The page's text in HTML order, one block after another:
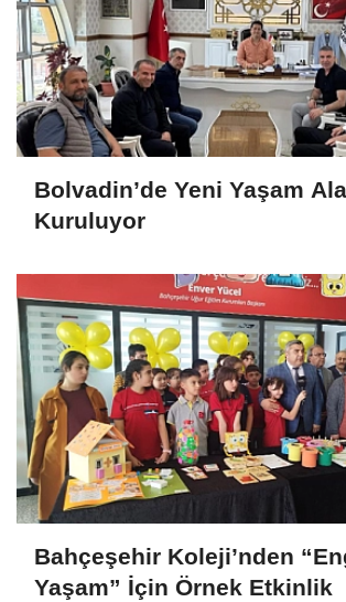
Bolvadin’de Yeni Yaşam
Kuruluyor
Bahçeşehir Koleji’nden
Yaşam” İçin Örnek Etkinlik